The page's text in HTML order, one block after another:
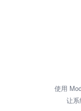
使用
让